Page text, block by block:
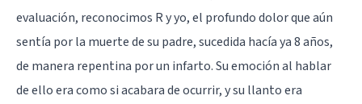
evaluación, reconocimos R y yo, el profundo dolor que aún
sentía por la muerte de su padre, sucedida hacía ya 8 años,
de manera repentina por un infarto. Su emoción al hablar
de ello era como si acabara de ocurrir, y su llanto era